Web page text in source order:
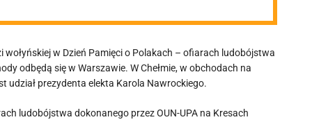
w Dzień Pamięci o Polakach – ofiarach ludobójstwa
odbędą się w Warszawie. W Chełmie, w obchodach na
udział prezydenta elekta Karola Nawrockiego.
ludobójstwa dokonanego przez OUN-UPA na Kresach